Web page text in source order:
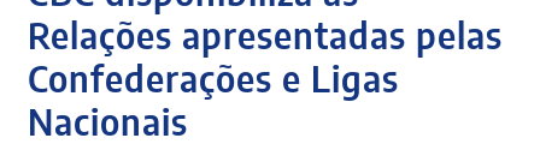
Relações apresentadas pelas
Confederações e Ligas
Nacionais